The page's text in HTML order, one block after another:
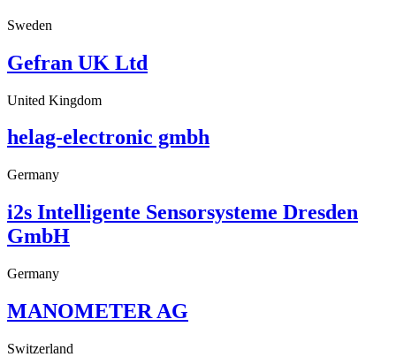
Sweden
Gefran UK Ltd
United Kingdom
helag-electronic gmbh
Germany
i2s Intelligente Sensorsysteme Dresden
GmbH
Germany
MANOMETER AG
Switzerland